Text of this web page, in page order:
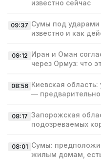
известно сейчас
09:37 Сумы под ударами
известно и как
09:12 Иран и Оман
через Ормуз: что
08:56 Киевская
—
08:17 Запорожская
подозреваемых
08:01 Сумы:
жилым домам,